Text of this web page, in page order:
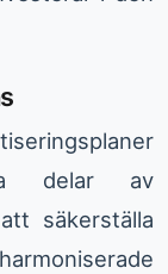
delar av
säkerställa